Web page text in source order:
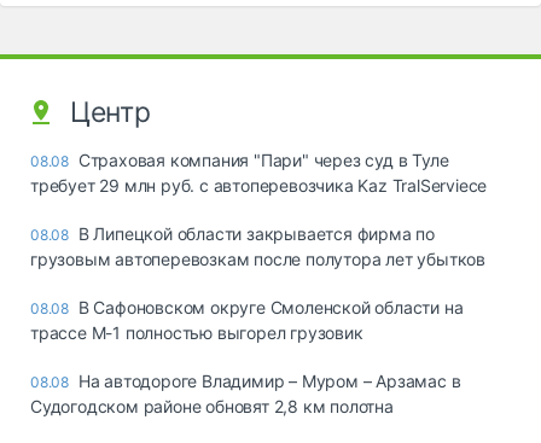
Центр
08.08 Страховая компания "Пари" через суд в Туле
требует 29 млн руб. с автоперевозчика Kaz TralServiece
08.08 В Липецкой области закрывается фирма по
грузовым автоперевозкам после полутора лет убытков
08.08 В Сафоновском округе Смоленской области на
трассе М-1 полностью выгорел грузовик
08.08 На автодороге Владимир – Муром – Арзамас в
Судогодском районе обновят 2,8 км полотна